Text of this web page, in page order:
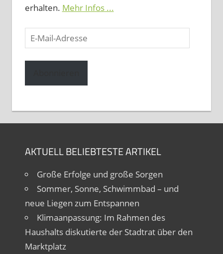
erhalten. Mehr Infos ...
E-
Mail-
Adresse
AKTUELL BELIEBTESTE ARTIKEL
Große Erfolge und große Sorgen
Sommer, Sonne, Schwimmbad – und
neue Liegen zum Entspannen
Klimaanpassung: Im Rahmen des
Haushalts diskutierte der Stadtrat über den
Marktplatz